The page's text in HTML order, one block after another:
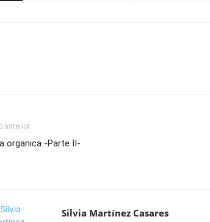
anterior
organica -Parte II-
Silvia Martínez Casares